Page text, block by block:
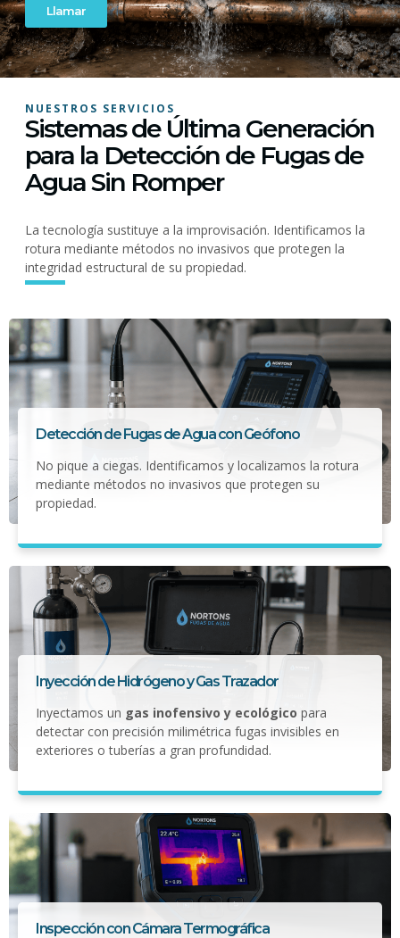
Llamar
NUESTROS SERVICIOS
Sistemas de Última Generación
para la Detección de Fugas de
Agua Sin Romper
La tecnología sustituye a la improvisación. Identificamos la
rotura mediante métodos no invasivos que protegen la
integridad estructural de su propiedad.
Detección de Fugas de Agua con Geófono
No pique a ciegas. Identificamos y localizamos la rotura
mediante métodos no invasivos que protegen su
propiedad.
Inyección de Hidrógeno y Gas Trazador
Inyectamos un gas inofensivo y ecológico para
detectar con precisión milimétrica fugas invisibles en
exteriores o tuberías a gran profundidad.
Inspección con Cámara Termográfica